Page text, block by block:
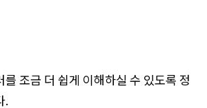
조금 더 쉽게 이해하실 수 있도록 정
.